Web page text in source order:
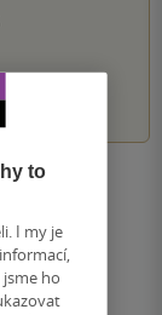
to
I my je
ho